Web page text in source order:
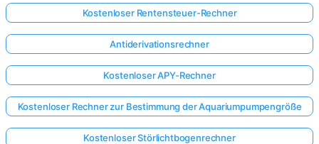
Kostenloser Rentensteuer-Rechner
Antiderivationsrechner
Kostenloser APY-Rechner
Kostenloser Rechner zur Bestimmung der Aquariumpumpengröße
Kostenloser Störlichtbogenrechner